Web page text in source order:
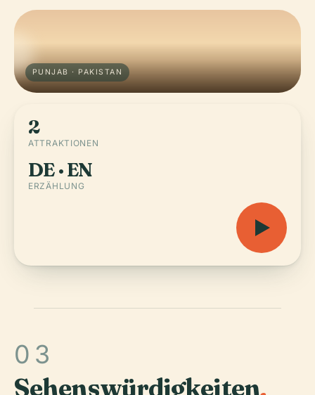
PUNJAB · PAKISTAN
2
ATTRAKTIONEN
DE · EN
ERZÄHLUNG
03
Sehenswürdigkeiten.